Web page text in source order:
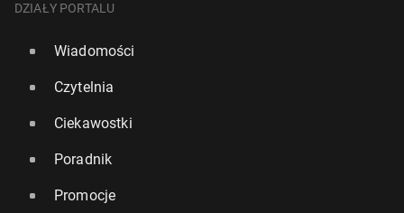
DZIAŁY PORTALU
Wiadomości
Czytelnia
Ciekawostki
Poradnik
Promocje